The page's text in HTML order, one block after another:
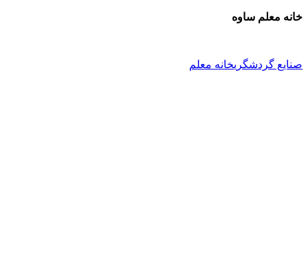
خانه معلم ساوه
صنایع گردشگریخانه معلم